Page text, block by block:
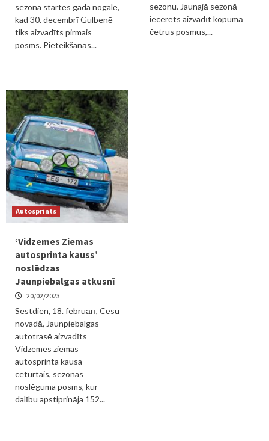
sezona startēs gada nogalē,
kad 30. decembrī Gulbenē
tiks aizvadīts pirmais
posms. Pieteikšanās...
sezonu. Jaunajā sezonā
iecerēts aizvadīt kopumā
četrus posmus,...
Autosprints
‘Vidzemes Ziemas
autosprinta kauss’
noslēdzas
Jaunpiebalgas atkusnī
20/02/2023
Sestdien, 18. februārī, Cēsu
novadā, Jaunpiebalgas
autotrasē aizvadīts
Vidzemes ziemas
autosprinta kausa
ceturtais, sezonas
noslēguma posms, kur
dalību apstiprināja 152...